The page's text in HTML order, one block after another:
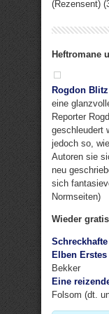
(Rezensent)
Heftromane
Rogdon Blitz
eine
Reporter
geschleudert
jedoch so,
Autoren sie
neu
sich
Normseiten)
Wieder
Elben
Bekker
Eine
Folsom (dt.